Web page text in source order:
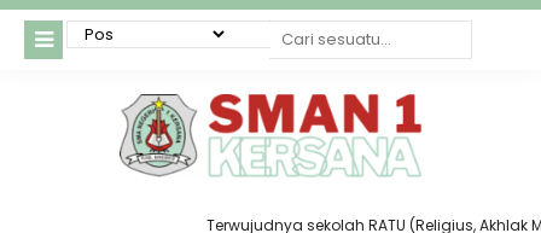
Terwujudnya sekolah RATU (Religius, Akhlak